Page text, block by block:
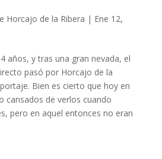
Horcajo de la Ribera | Ene 12,
años, y tras una gran nevada, el
pasó por Horcajo de la
Bien es cierto que hoy en
cansados de verlos cuando
pero en aquel entonces no eran